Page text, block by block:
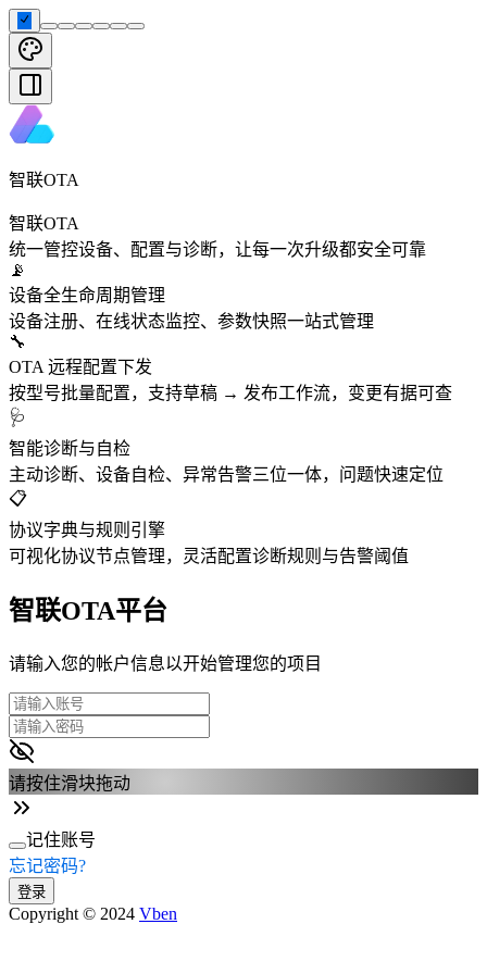
智联OTA
智联OTA
统一管控设备、配置与诊断，让每一次升级都安全可靠
📡
设备全生命周期管理
设备注册、在线状态监控、参数快照一站式管理
🔧
OTA 远程配置下发
按型号批量配置，支持草稿 → 发布工作流，变更有据可查
🩺
智能诊断与自检
主动诊断、设备自检、异常告警三位一体，问题快速定位
📋
协议字典与规则引擎
可视化协议节点管理，灵活配置诊断规则与告警阈值
智联OTA平台
请输入您的帐户信息以开始管理您的项目
请按住滑块拖动
记住账号
忘记密码?
登录
Copyright © 2024 Vben